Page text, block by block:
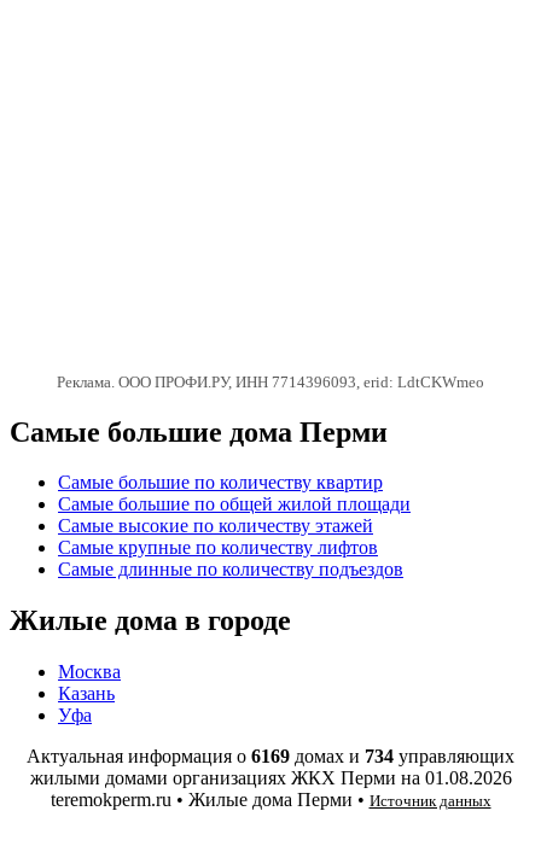
Реклама. ООО ПРОФИ.РУ, ИНН 7714396093, erid: LdtCKWmeo
Самые большие дома Перми
Самые большие по количеству квартир
Самые большие по общей жилой площади
Самые высокие по количеству этажей
Самые крупные по количеству лифтов
Самые длинные по количеству подъездов
Жилые дома в городе
Москва
Казань
Уфа
Актуальная информация о 6169 домах и 734 управляющих
жилыми домами организациях ЖКХ Перми на 01.08.2026
teremokperm.ru • Жилые дома Перми • Источник данных